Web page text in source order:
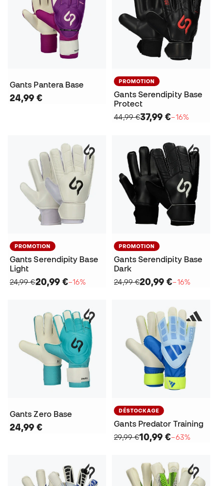
Gants Pantera Base
24,99 €
PROMOTION
Gants Serendipity Base
Protect
44,99 €37,99 €−16%
PROMOTION
Gants Serendipity Base
Light
24,99 €20,99 €−16%
PROMOTION
Gants Serendipity Base
Dark
24,99 €20,99 €−16%
Gants Zero Base
24,99 €
DÉSTOCKAGE
Gants Predator Training
29,99 €10,99 €−63%